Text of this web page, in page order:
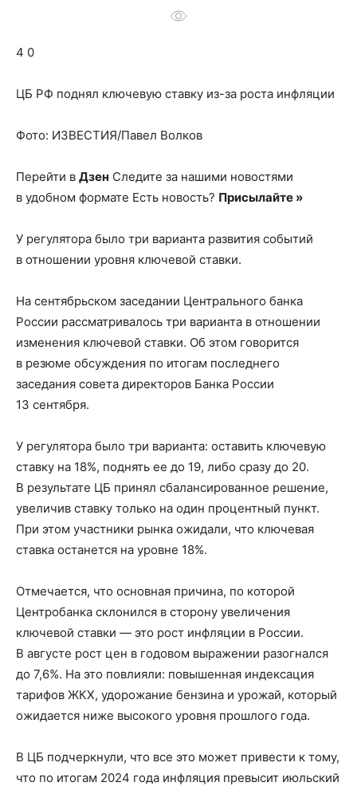
4 0
ЦБ РФ поднял ключевую ставку из-за роста инфляции
Фото: ИЗВЕСТИЯ/Павел Волков
Перейти в Дзен Следите за нашими новостями
в удобном формате Есть новость? Присылайте »
У регулятора было три варианта развития событий
в отношении уровня ключевой ставки.
На сентябрьском заседании Центрального банка
России рассматривалось три варианта в отношении
изменения ключевой ставки. Об этом говорится
в резюме обсуждения по итогам последнего
заседания совета директоров Банка России
13 сентября.
У регулятора было три варианта: оставить ключевую
ставку на 18%, поднять ее до 19, либо сразу до 20.
В результате ЦБ принял сбалансированное решение,
увеличив ставку только на один процентный пункт.
При этом участники рынка ожидали, что ключевая
ставка останется на уровне 18%.
Отмечается, что основная причина, по которой
Центробанка склонился в сторону увеличения
ключевой ставки — это рост инфляции в России.
В августе рост цен в годовом выражении разогнался
до 7,6%. На это повлияли: повышенная индексация
тарифов ЖКХ, удорожание бензина и урожай, который
ожидается ниже высокого уровня прошлого года.
В ЦБ подчеркнули, что все это может привести к тому,
что по итогам 2024 года инфляция превысит июльский